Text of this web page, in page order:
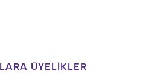
ÜYELİKLER